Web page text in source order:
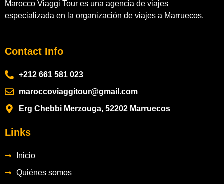
Marocco Viaggi Tour es una agencia de viajes
especializada en la organización de viajes a Marruecos.
Contact Info
+212 661 581 023
maroccoviaggitour@gmail.com
Erg Chebbi Merzouga, 52202 Marruecos
Links
Inicio
Quiénes somos